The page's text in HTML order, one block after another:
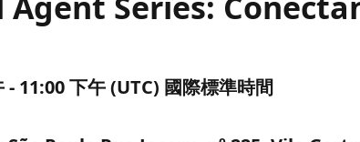
11:00 下午 (UTC) 國際標準時間